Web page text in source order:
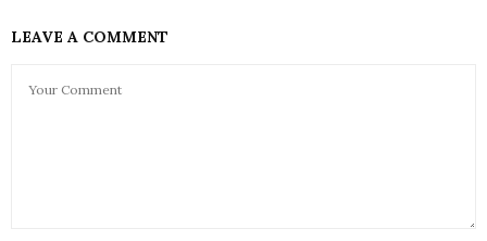
LEAVE A COMMENT